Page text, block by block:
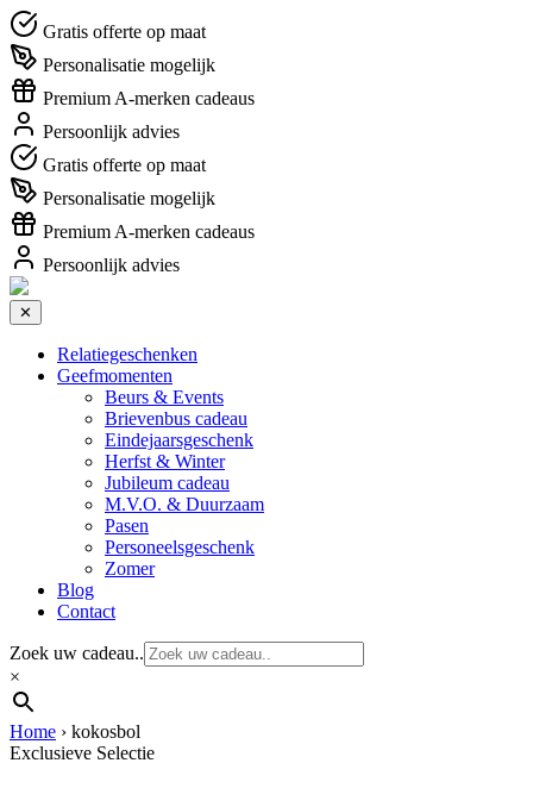
Gratis offerte op maat
Personalisatie mogelijk
Premium A-merken cadeaus
Persoonlijk advies
Gratis offerte op maat
Personalisatie mogelijk
Premium A-merken cadeaus
Persoonlijk advies
✕
Relatiegeschenken
Geefmomenten
Beurs & Events
Brievenbus cadeau
Eindejaarsgeschenk
Herfst & Winter
Jubileum cadeau
M.V.O. & Duurzaam
Pasen
Personeelsgeschenk
Zomer
Blog
Contact
Zoek uw cadeau..
×
Home › kokosbol
Exclusieve Selectie